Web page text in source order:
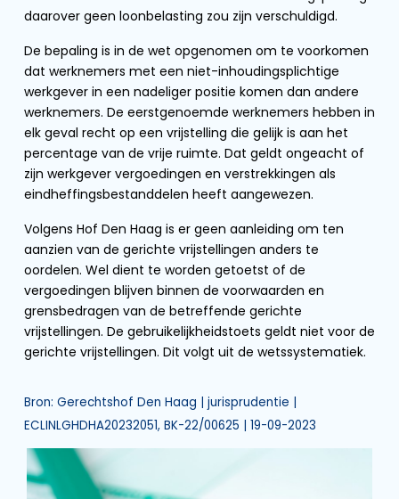
daarover geen loonbelasting zou zijn verschuldigd.
De bepaling is in de wet opgenomen om te voorkomen
dat werknemers met een niet-inhoudingsplichtige
werkgever in een nadeliger positie komen dan andere
werknemers. De eerstgenoemde werknemers hebben in
elk geval recht op een vrijstelling die gelijk is aan het
percentage van de vrije ruimte. Dat geldt ongeacht of
zijn werkgever vergoedingen en verstrekkingen als
eindheffingsbestanddelen heeft aangewezen.
Volgens Hof Den Haag is er geen aanleiding om ten
aanzien van de gerichte vrijstellingen anders te
oordelen. Wel dient te worden getoetst of de
vergoedingen blijven binnen de voorwaarden en
grensbedragen van de betreffende gerichte
vrijstellingen. De gebruikelijkheidstoets geldt niet voor de
gerichte vrijstellingen. Dit volgt uit de wetssystematiek.
Bron: Gerechtshof Den Haag | jurisprudentie |
ECLINLGHDHA20232051, BK-22/00625 | 19-09-2023